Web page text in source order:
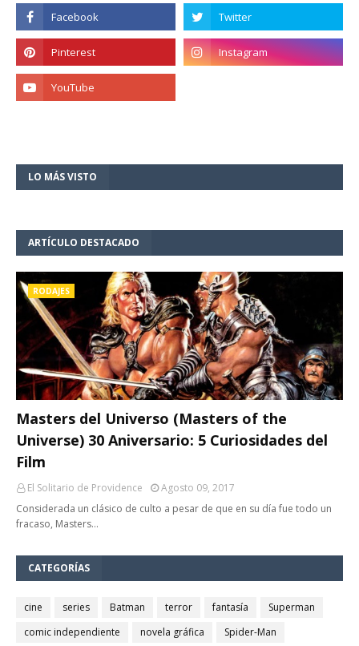
LO MÁS VISTO
ARTÍCULO DESTACADO
RODAJES
Masters del Universo (Masters of the
Universe) 30 Aniversario: 5 Curiosidades del
Film
El Solitario de Providence
Agosto 09, 2017
Considerada un clásico de culto a pesar de que en su día fue todo un
fracaso, Masters…
CATEGORÍAS
cine series Batman terror fantasía
Superman
comic independiente
novela gráfica
Spider-Man